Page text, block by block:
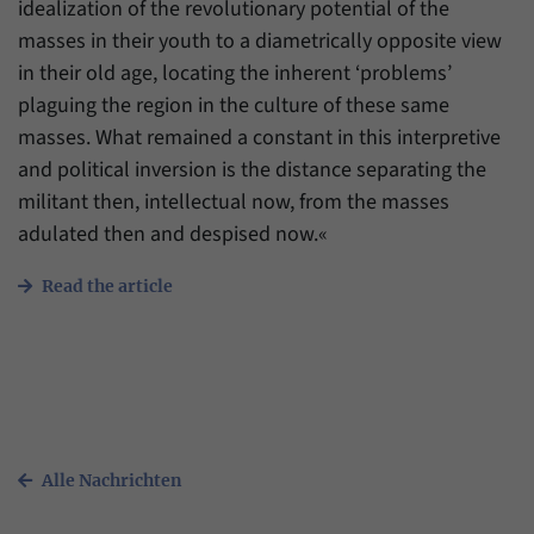
idealization of the revolutionary potential of the
masses in their youth to a diametrically opposite view
in their old age, locating the inherent ‘problems’
plaguing the region in the culture of these same
masses. What remained a constant in this interpretive
and political inversion is the distance separating the
militant then, intellectual now, from the masses
adulated then and despised now.«
Read the article
Alle Nachrichten
Zweck
generierte ID, für die historische Speicherung
Ihrer vorgenommen Einstellungen, falls der
Webseiten-Betreiber dies eingestellt hat.
Name _pk_ref
Anbieter Matomo
Laufzeit 6 Monate
Zweck
Mit diesem Cookie können wir speichern, von
welcher Internetseite oder Suchmaschine
Besucher durch eine Verlinkung auf unsere
Internetseite weitergeleitet wurden.